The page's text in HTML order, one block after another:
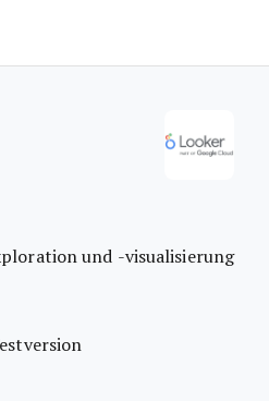
und -visualisierung